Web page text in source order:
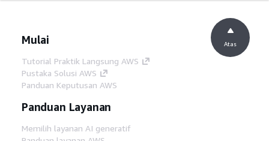
Mulai
Tutorial Praktik Langsung AWS
Pustaka Solusi AWS
Panduan Keputusan AWS
Panduan Layanan
Memilih layanan AI generatif
Atas